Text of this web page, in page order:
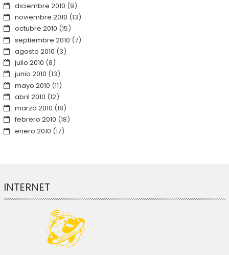
diciembre 2010 (9)
noviembre 2010 (13)
octubre 2010 (15)
septiembre 2010 (7)
agosto 2010 (3)
julio 2010 (8)
junio 2010 (13)
mayo 2010 (11)
abril 2010 (12)
marzo 2010 (18)
febrero 2010 (18)
enero 2010 (17)
INTERNET